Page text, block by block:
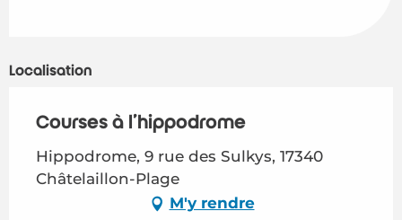
Localisation
Courses à l'hippodrome
Hippodrome, 9 rue des Sulkys, 17340
Châtelaillon-Plage
M'y rendre